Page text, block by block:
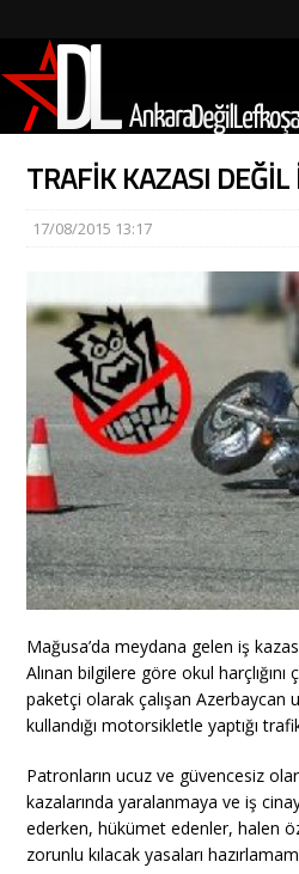
TRAFİK KAZASI DEĞİL
17/08/2015 13:17
Mağusa’da meydana gelen iş
Alınan bilgilere göre okul
paketçi olarak çalışan Azerbaycan
kullandığı motorsikletle yaptığı
Patronların ucuz ve güvencesiz
kazalarında yaralanmaya ve iş
ederken, hükümet edenler, halen
zorunlu kılacak yasaları